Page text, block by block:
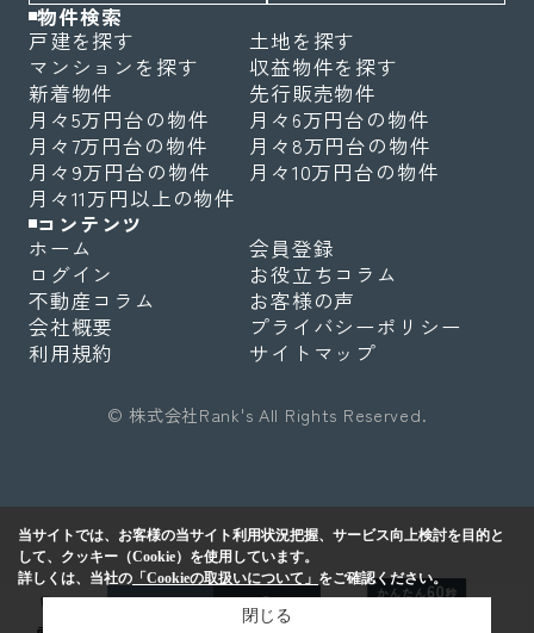
物件検索
戸建を探す
土地を探す
マンションを探す
収益物件を探す
新着物件
先行販売物件
月々5万円台の物件
月々6万円台の物件
月々7万円台の物件
月々8万円台の物件
月々9万円台の物件
月々10万円台の物件
月々11万円以上の物件
コンテンツ
ホーム
会員登録
ログイン
お役立ちコラム
不動産コラム
お客様の声
会社概要
プライバシーポリシー
利用規約
サイトマップ
© 株式会社Rank's All Rights Reserved.
当サイトでは、お客様の当サイト利用状況把握、サービス向上検討を目的と
して、クッキー（Cookie）を使用しています。
詳しくは、当社の 「Cookieの取扱いについて」 をご確認ください。
閉じる